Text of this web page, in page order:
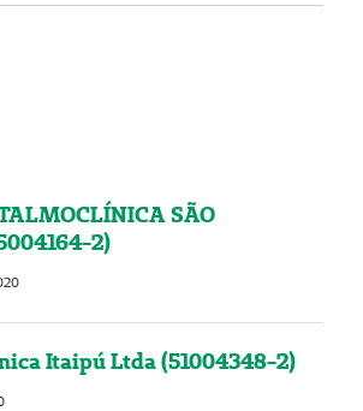
SÃO
2)
Itaipú Ltda (51004348-2)